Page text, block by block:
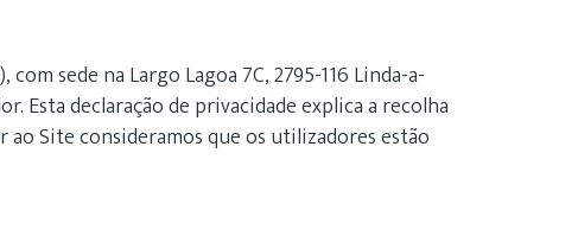
sede na Largo Lagoa 7C, 2795-116 Linda-a-
Esta declaração de privacidade explica a recolha
ao Site consideramos que os utilizadores estão